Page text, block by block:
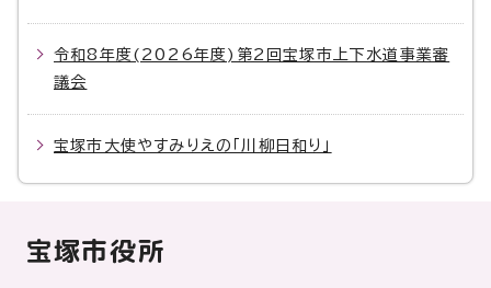
令和8年度(2026年度)第2回宝塚市上下水道事業審
議会
宝塚市大使やすみりえの「川柳日和り」
宝塚市役所